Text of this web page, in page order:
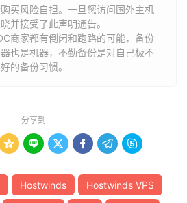
买风险自担。一旦您访问国外主机
并接受了此声明通告。
商家都有倒闭和跑路的可能，备份
也是机器，不勤备份是对自己极不
的备份习惯。
分享到
     
Hostwinds Hostwinds VPS